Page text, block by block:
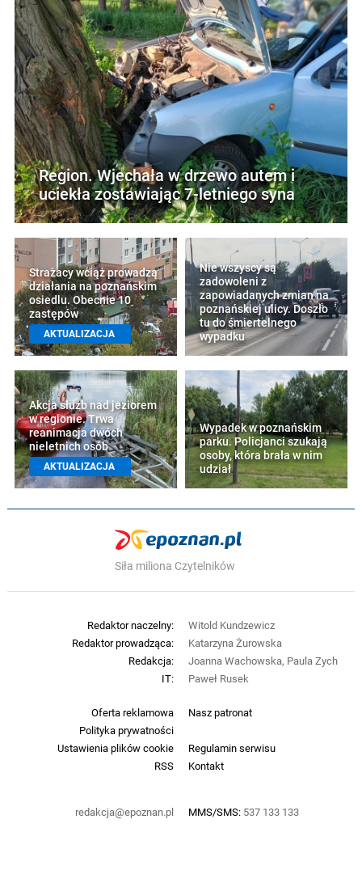
Region. Wjechała w drzewo autem i
uciekła zostawiając 7-letniego syna
Strażacy wciąż prowadzą
działania na poznańskim
osiedlu. Obecnie 10
zastępów
AKTUALIZACJA
Nie wszyscy są
zadowoleni z
zapowiadanych zmian na
poznańskiej ulicy. Doszło
tu do śmiertelnego
wypadku
Akcja służb nad jeziorem
w regionie. Trwa
reanimacja dwóch
nieletnich osób
AKTUALIZACJA
Wypadek w poznańskim
parku. Policjanci szukają
osoby, która brała w nim
udział
Siła miliona Czytelników
Oferta reklamowa
Nasz patronat
Polityka prywatności
Ustawienia plików cookie
Regulamin serwisu
RSS
Kontakt
redakcja@epoznan.pl MMS/SMS: 537 133 133
Redaktor naczelny:
Witold Kundzewicz
Redaktor prowadząca:
Katarzyna Żurowska
Redakcja:
Joanna Wachowska, Paula Zych
IT:
Paweł Rusek